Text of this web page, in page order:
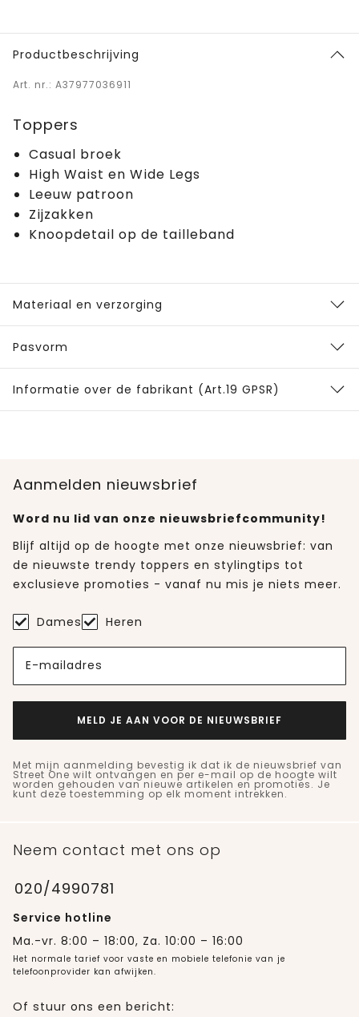
Productbeschrijving
Art. nr.: A37977036911
Toppers
Casual broek
High Waist en Wide Legs
Leeuw patroon
Zijzakken
Knoopdetail op de tailleband
Materiaal en verzorging
Pasvorm
Informatie over de fabrikant (Art.19 GPSR)
Aanmelden nieuwsbrief
Word nu lid van onze nieuwsbriefcommunity!
Blijf altijd op de hoogte met onze nieuwsbrief: van
de nieuwste trendy toppers en stylingtips tot
exclusieve promoties - vanaf nu mis je niets meer.
Dames Heren
E-mailadres
MELD JE AAN VOOR DE NIEUWSBRIEF
Met mijn aanmelding bevestig ik dat ik de nieuwsbrief van
Street One wilt ontvangen en per e-mail op de hoogte wilt
worden gehouden van nieuwe artikelen en promoties. Je
kunt deze toestemming op elk moment intrekken.
Neem contact met ons op
020/4990781
Service hotline
Ma.-vr. 8:00 – 18:00, Za. 10:00 – 16:00
Het normale tarief voor vaste en mobiele telefonie van je
telefoonprovider kan afwijken.
Of stuur ons een bericht: